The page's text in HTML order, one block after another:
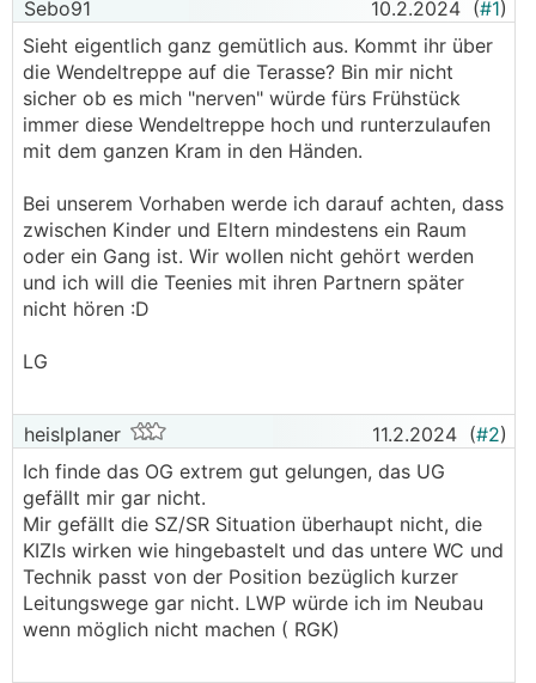
Sebo91 10.2.2024 (#1)
Sieht eigentlich ganz gemütlich aus. Kommt ihr über
die Wendeltreppe auf die Terasse? Bin mir nicht
sicher ob es mich "nerven" würde fürs Frühstück
immer diese Wendeltreppe hoch und runterzulaufen
mit dem ganzen Kram in den Händen.
Bei unserem Vorhaben werde ich darauf achten, dass
zwischen Kinder und Eltern mindestens ein Raum
oder ein Gang ist. Wir wollen nicht gehört werden
und ich will die Teenies mit ihren Partnern später
nicht hören :D
LG
heislplaner 11.2.2024 (#2)
Ich finde das OG extrem gut gelungen, das UG
gefällt mir gar nicht.
Mir gefällt die SZ/SR Situation überhaupt nicht, die
KIZIs wirken wie hingebastelt und das untere WC und
Technik passt von der Position bezüglich kurzer
Leitungswege gar nicht. LWP würde ich im Neubau
wenn möglich nicht machen ( RGK)